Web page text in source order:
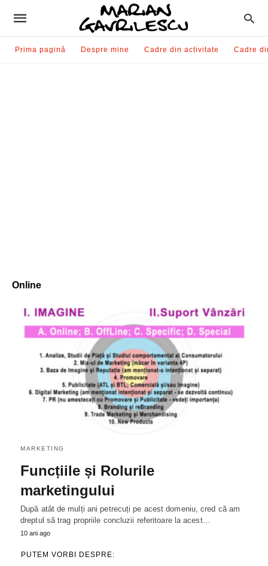
Prima pagină Despre mine Cadre din activitate Cadre
Online
MARKETING
Funcțiile și Rolurile
marketingului
După atât de mulți ani petrecuți pe acest domeniu, cred că am
dreptul să trag propriile concluzii referitoare la acest…
10 ani ago
PUTEM VORBI DESPRE: